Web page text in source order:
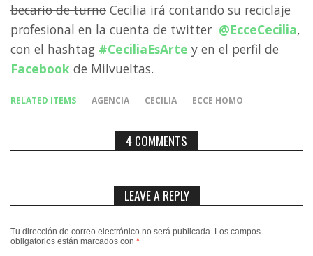
becario de turno Cecilia irá contando su reciclaje
profesional en la cuenta de twitter @EcceCecilia,
con el hashtag #CeciliaEsArte y en el perfil de
Facebook de Milvueltas.
RELATED ITEMS AGENCIA CECILIA ECCE HOMO
4 COMMENTS
LEAVE A REPLY
Tu dirección de correo electrónico no será publicada. Los campos
obligatorios están marcados con *